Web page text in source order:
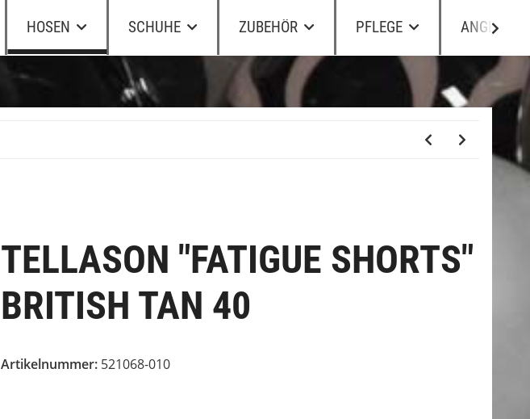
HOSEN SCHUHE ZUBEHÖR PFLEGE ANGEBOTE
TELLASON "FATIGUE SHORTS"
BRITISH TAN 40
Artikelnummer: 521068-010